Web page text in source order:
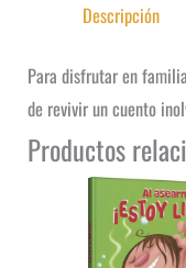
cantidad
Descripción
Para disfrutar en
de revivir un cuento
Productos